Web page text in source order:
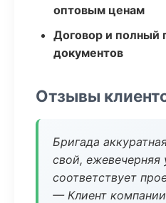
оптовым ценам
Договор и полный
документов
Отзывы
Бригада
свой, ежевечерняя
соответствует
— Клиент компании